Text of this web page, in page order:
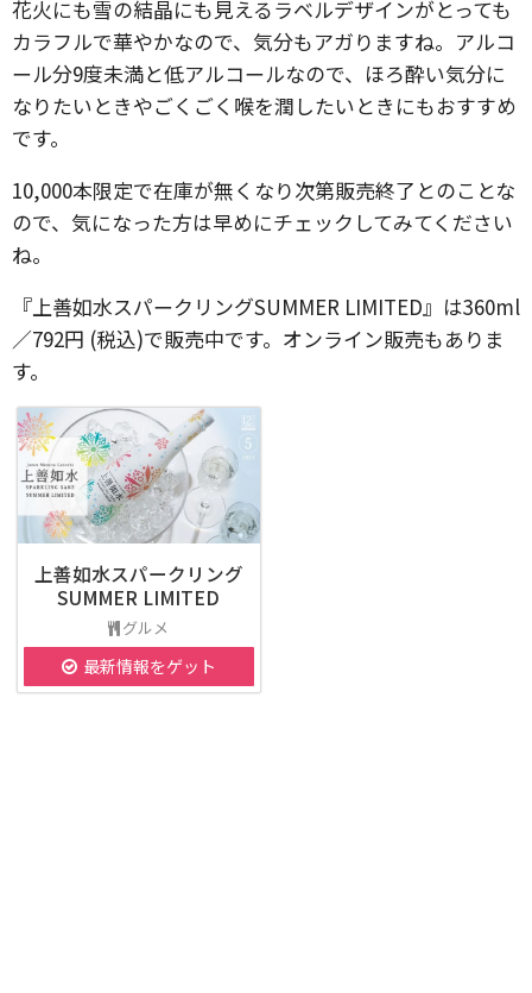
​​花火にも雪の結晶にも見えるラベルデザインがとっても
カラフルで華やかなので、気分もアガりますね。​アルコ
ール分9度未満と低アルコール​なので、ほろ酔い気分に
なりたいときやごくごく喉を潤したいときにもおすすめ
です。
​10,000本限定で在庫​が無くなり次第販売終了とのことな
ので、気になった方は早めにチェックしてみてください
ね。
『​上善如水スパークリングSUMMER LIMITED』は​360ml
／792円 (税込)で販売中です。オンライン販売もありま
す。
​上善如水スパークリング
SUMMER LIMITED
グルメ
最新情報をゲット